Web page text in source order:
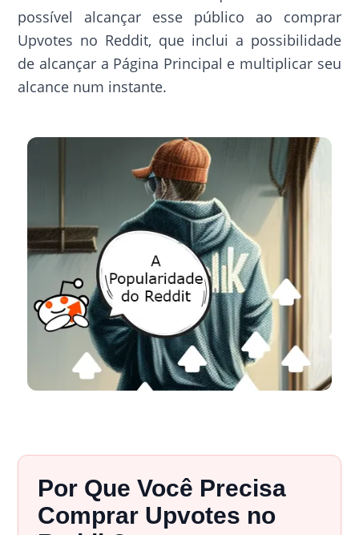
possível alcançar esse público ao comprar
Upvotes no Reddit, que inclui a possibilidade
de alcançar a Página Principal e multiplicar seu
alcance num instante.
Por Que Você Precisa
Comprar Upvotes no